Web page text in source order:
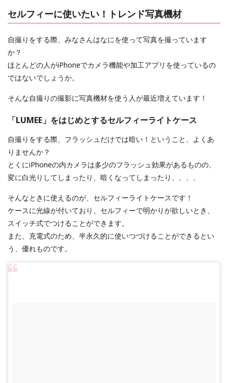
セルフィーに使いたい！トレンド写真機材
自撮りをする際、みなさんはなにを使って写真を撮っています
か？
ほとんどの人がiPhoneでカメラ機能や加工アプリを使っているの
ではないでしょうか。
そんな自撮りの撮影に写真機材を使う人が最近増えています！
「LUMEE」をはじめとするセルフィーライトケース
自撮りをする際、フラッシュだけでは暗い！ということ、よくあ
りませんか？
とくにiPhoneの内カメラは多少のフラッシュ効果があるものの、
変に白光りしてしまったり、暗くなってしまったり、、、、
そんなときに使えるのが、セルフィーライトケースです！
ケースに光線が付いており、セルフィーで明かりが欲しいとき、
スイッチ式でつけることができます。
また、充電式のため、半永久的に使いつづけることができるとい
う、優れものです。